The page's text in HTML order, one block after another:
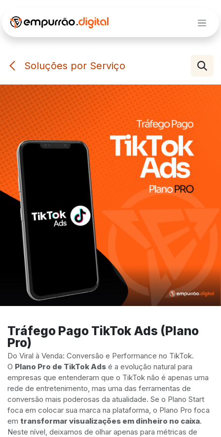
Soluções por Serviço
Tráfego Pago TikTok Ads (Plano
Pro)
Do Viral à Venda: Conversão e Performance no TikTok.
O Plano Pro de TikTok Ads é a evolução natural para
empresas que entenderam que o TikTok não é apenas uma
rede de entretenimento, mas uma das ferramentas de
conversão mais poderosas da atualidade. Se o Plano Start
foca em colocar sua marca na plataforma, o Plano Pro foca
em transformar visualizações em dinheiro no caixa.
Neste nível, deixamos de olhar apenas para métricas de